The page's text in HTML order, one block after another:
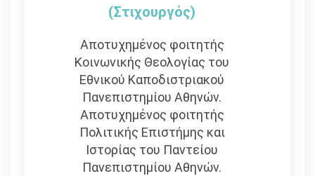
(στιχουργός)
Αποτυχημένος φοιτητής
Κοινωνικής Θεολογίας του
Εθνικού Καποδιστριακού
Πανεπιστημίου Αθηνών.
Αποτυχημένος φοιτητής
Πολιτικής Επιστήμης και
Ιστορίας του Παντείου
Πανεπιστημίου Αθηνών.